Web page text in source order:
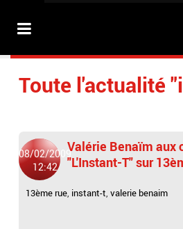
Toute l'actualité
08/02/2009
12:42
Valérie Benaïm aux
"L'Instant-T" sur
13ème rue, instant-t,valerie benaim